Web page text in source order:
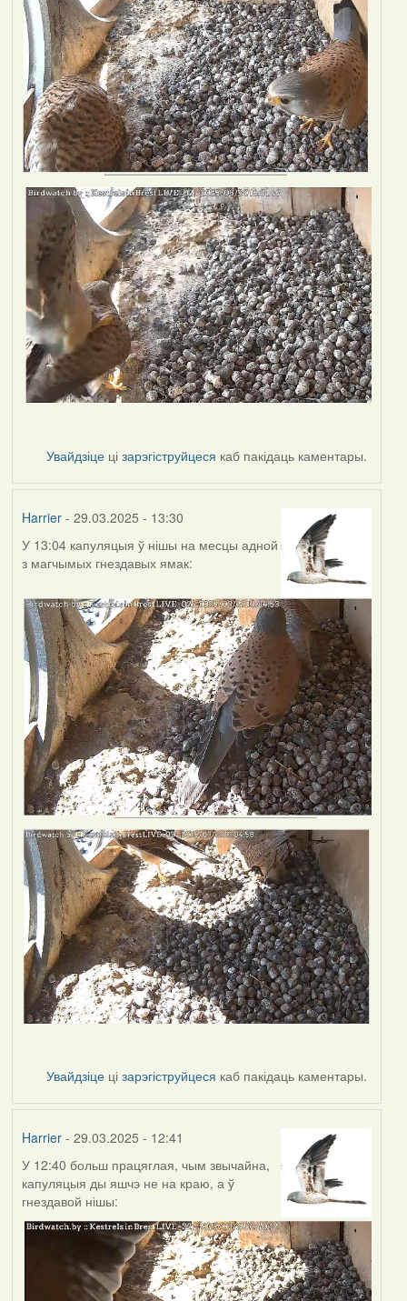
Увайдзіце цізарэгіструйцеся каб пакідаць каментары.
Harrier- 29.03.2025 - 13:30
У 13:04 капуляцыя ў нішы на месцы адной
з магчымых гнездавых ямак:
Увайдзіце цізарэгіструйцеся каб пакідаць каментары.
Harrier- 29.03.2025 - 12:41
У 12:40 больш працяглая, чым звычайна,
капуляцыя ды яшчэ не на краю, а ў
гнездавой нішы: